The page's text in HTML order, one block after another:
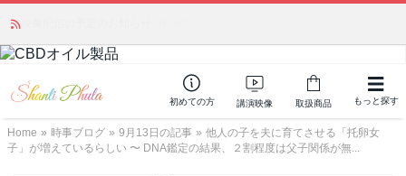
初めての方 講演映像 取扱商品 もっと探す
Home » 時事ブログ » 9月13日の記事 » 他人の子を夫に育てさせる「托卵女
子」が増えているらしい 〜 DNA鑑定の結果、２割程度は父子関係が無...